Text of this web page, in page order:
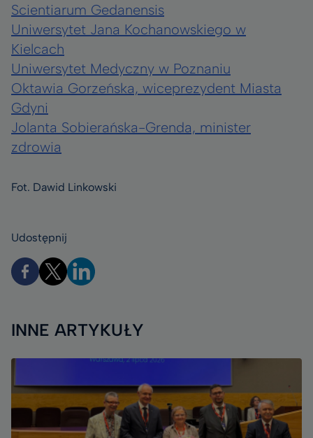
Scientiarum Gedanensis
Uniwersytet Jana Kochanowskiego w
Kielcach
Uniwersytet Medyczny w Poznaniu
Oktawia Gorzeńska, wiceprezydent Miasta
Gdyni
Jolanta Sobierańska-Grenda, minister
zdrowia
Fot. Dawid Linkowski
Udostępnij
INNE ARTYKUŁY